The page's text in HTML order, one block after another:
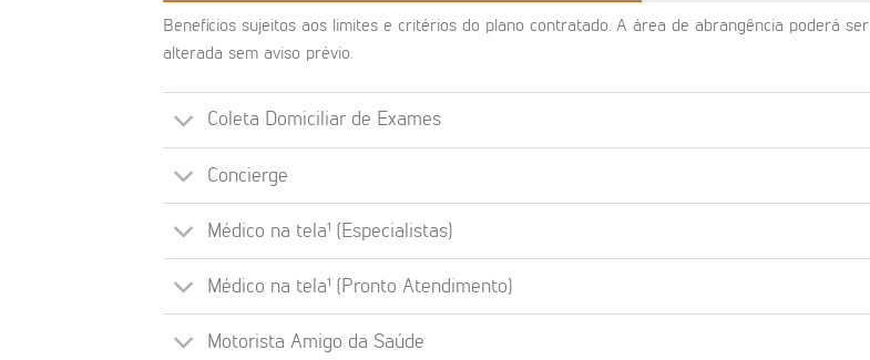
Benefícios sujeitos aos limites e critérios do plano contratado. A área de abrangência poderá ser
alterada sem aviso prévio.
Coleta Domiciliar de Exames
Concierge
Médico na tela¹ (Especialistas)
Médico na tela¹ (Pronto Atendimento)
Motorista Amigo da Saúde